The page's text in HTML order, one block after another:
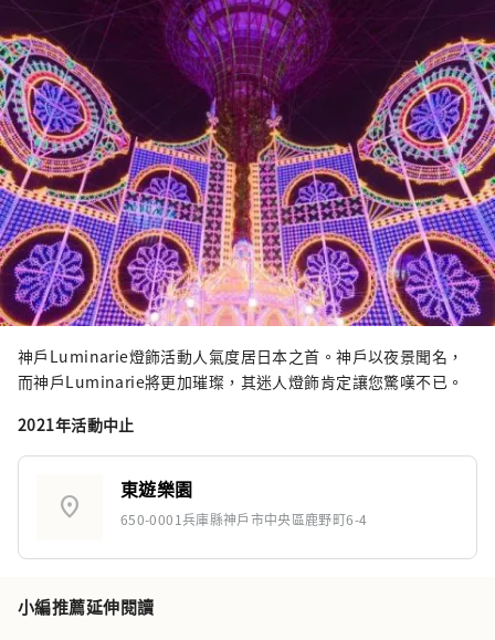
神戶Luminarie燈飾活動人氣度居日本之首。神戶以夜景聞名，
而神戶Luminarie將更加璀璨，其迷人燈飾肯定讓您驚嘆不已。
2021年活動中止
location_on
東遊樂園
650-0001兵庫縣神戶市中央區鹿野町6-4
小編推薦延伸閱讀